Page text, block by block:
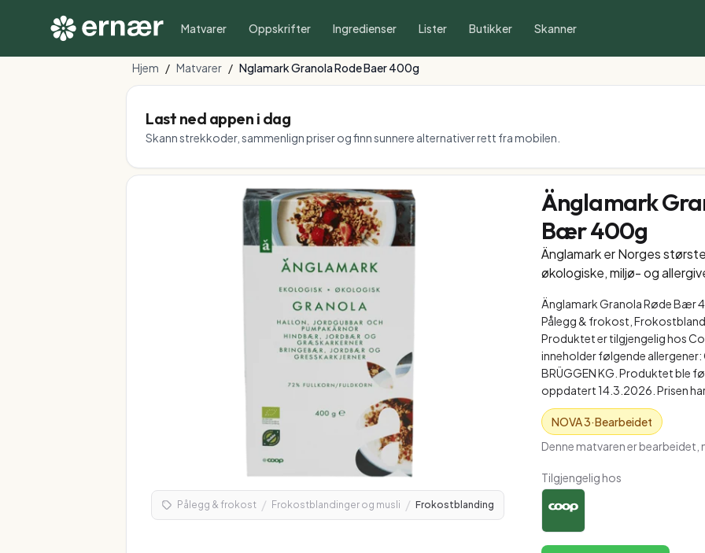
Matvarer Oppskrifter Ingredienser Lister Butikker Skanner
Hjem / Matvarer / Nglamark Granola Rode Baer 400g
Last ned appen i dag
Skann strekkoder, sammenlign priser og finn sunnere alternativer rett fra mobilen.
Pålegg & frokost / Frokostblandinger og musli / Frokostblanding
Änglamark
Bær 400g
Änglamark er Norges
økologiske, miljø- og
Änglamark Granola Røde Bær
Pålegg & frokost,
Produktet er tilgjengelig hos
inneholder følgende allergener:
BRÜGGEN KG. Produktet ble
oppdatert 14.3.2026. Prisen
NOVA3·Bearbeidet
Denne matvaren er bearbeidet,
Tilgjengelig hos